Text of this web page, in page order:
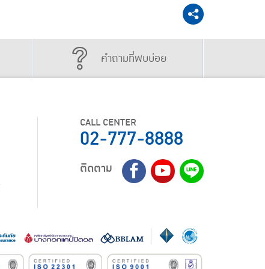
คำถามที่พบบ่อย
CALL CENTER
02-777-8888
ติดตาม